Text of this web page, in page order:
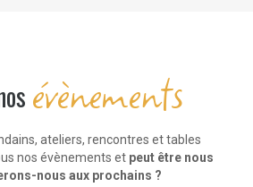
évènements
ateliers, rencontres et tables
nos évènements et peut être nous
nous aux prochains ?